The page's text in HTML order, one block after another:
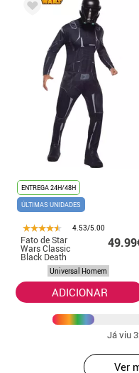
ENTREGA 24H/48H
ÚLTIMAS UNIDADES
4.53/5.00
Fato de Star
Wars Classic
Black Death
Trooper paraUniversal Homem
ADICIONAR
Já viu
Ver